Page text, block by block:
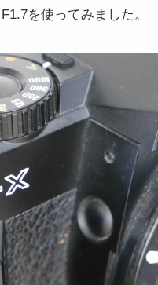
を使ってみました。